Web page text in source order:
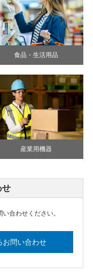
食品・生活用品
産業用機器
せ
合わせください。
お問い合わせ